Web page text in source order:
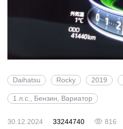
Daihatsu Rocky 2019
1 л.с., Бензин, Вариатор
30.12.2024 33244740 816